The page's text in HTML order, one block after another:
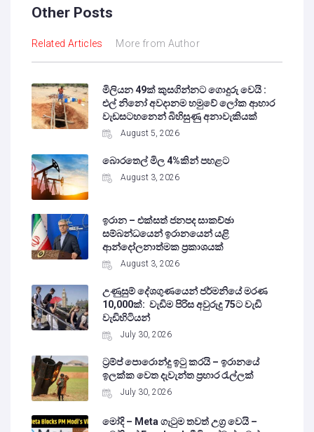
Other Posts
Related Articles More from Author
මිලියන 49ක් කුසගින්නට ගොදුරු වෙයි :
එල් නිනෝ අවදානම හමුවේ ලෝක ආහාර
වැඩසටහනෙන් බිහිසුණු අනාවැකියක්
August 5, 2026
බොරතෙල් මිල 4%කින් පහළට
August 3, 2026
ඉරාන – එක්සත් ජනපද සාකච්ඡා
සම්බන්ධයෙන් ඉරානයෙන් යළි
ආන්දෝලනාත්මක ප්‍රකාශයක්
August 3, 2026
උණුසුම් දේශගුණයෙන් ජර්මනියේ මරණ
10,000ක්: වැඩිම පිරිස අවුරුදු 75ට වැඩි
වැඩිහිටියන්
July 30, 2026
ට්‍රම්ප් පොරොන්දු ඉටු කරයි – ඉරානයේ
ඉලක්ක වෙත දැවැන්ත ප්‍රහාර රැල්ලක්
July 30, 2026
මෝදි – Meta ගැටුම තවත් උග්‍ර වෙයි –